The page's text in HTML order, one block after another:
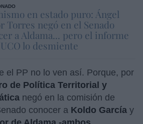
en estado puro: Ángel
Torres negó en el Senado
a Aldama... pero el informe
lo desmiente
el PP no lo ven así. Porque, por
de Política Territorial y
negó en la comisión de
conocer a Koldo García y